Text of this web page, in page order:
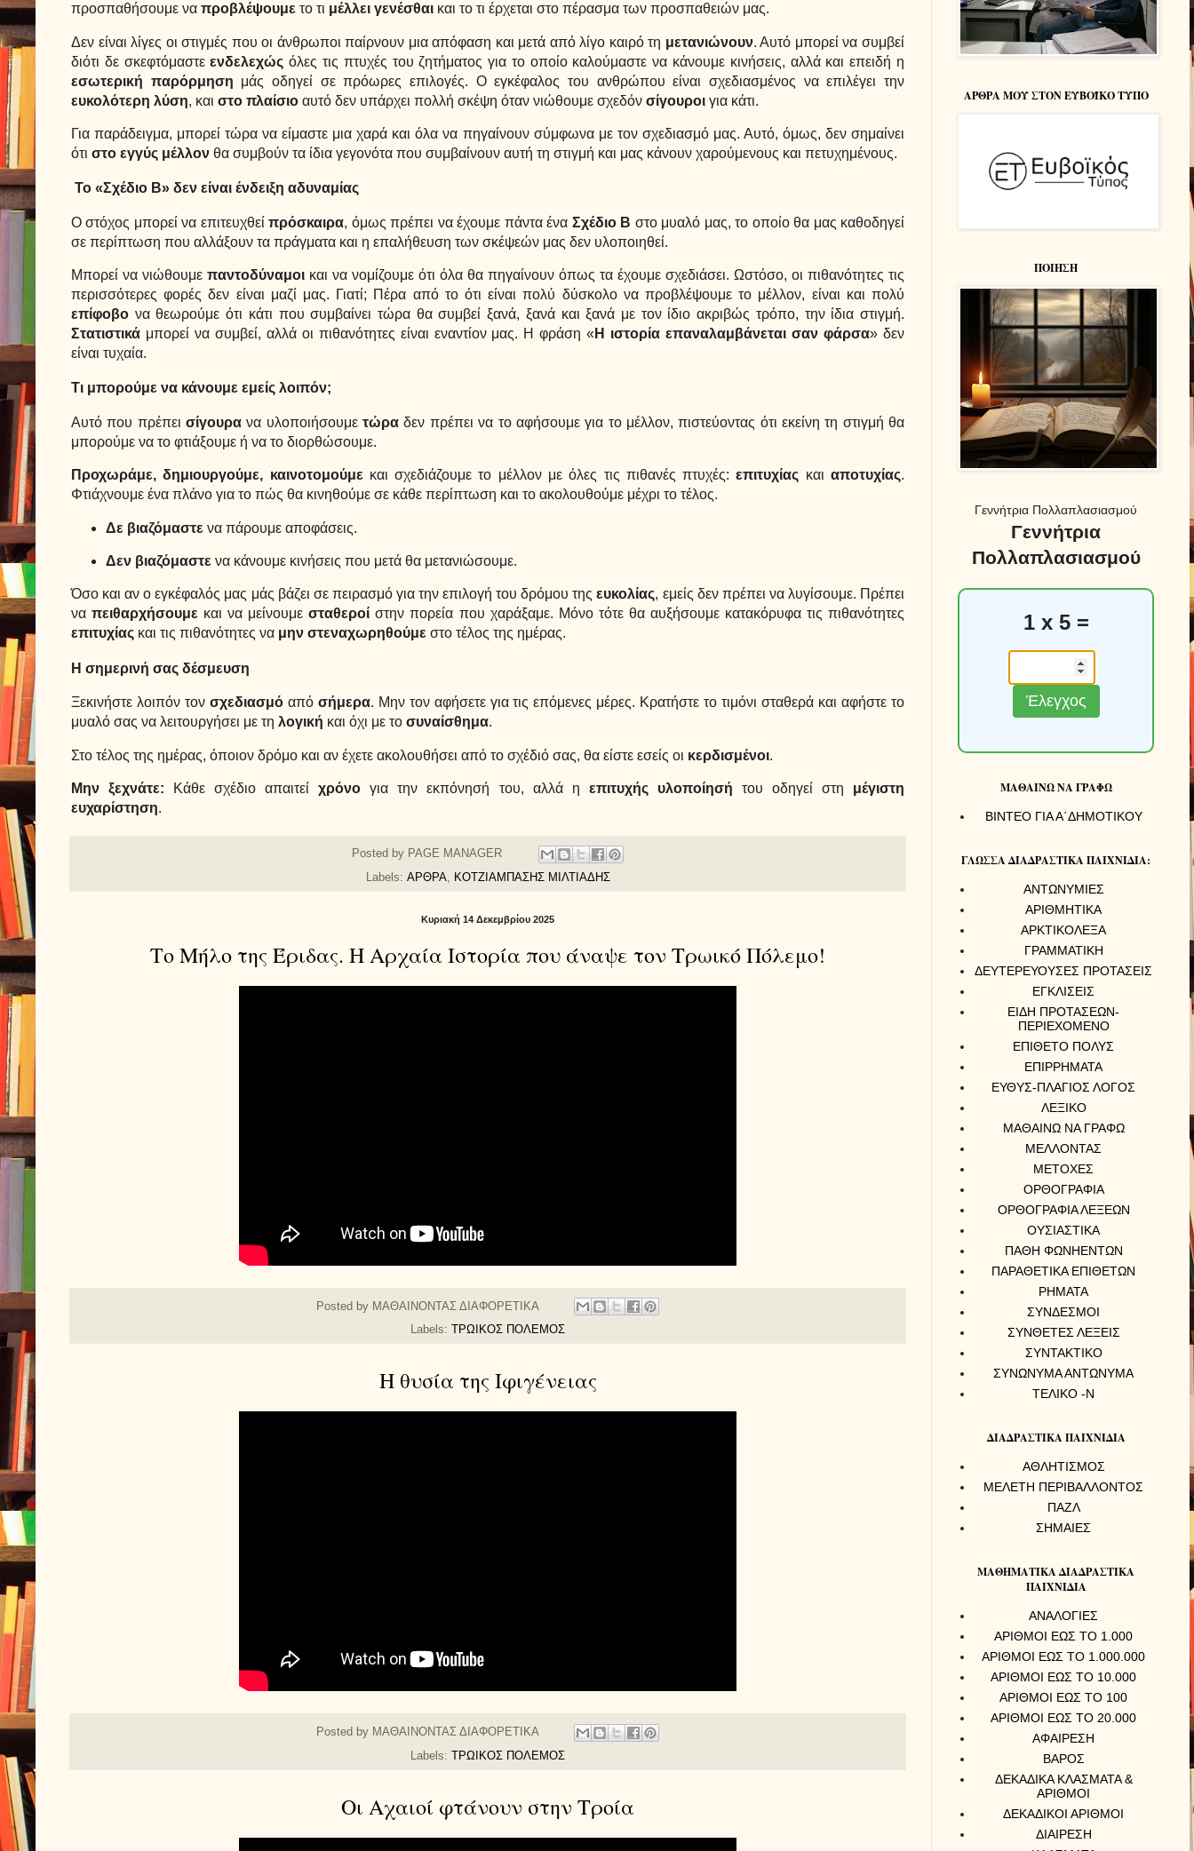
προσπαθήσουμε να προβλέψουμε το τι μέλλει γενέσθαι και το τι έρχεται στο πέρασμα των προσπαθειών μας.
Δεν είναι λίγες οι στιγμές που οι άνθρωποι παίρνουν μια απόφαση και μετά από λίγο καιρό τη μετανιώνουν. Αυτό μπορεί να συμβεί
διότι δε σκεφτόμαστεενδελεχώς όλες τις πτυχές του ζητήματος για το οποίο καλούμαστε να κάνουμε κινήσεις, αλλά και επειδή η
εσωτερική παρόρμηση μάς οδηγεί σε πρόωρες επιλογές. Ο εγκέφαλος του ανθρώπου είναι σχεδιασμένος να επιλέγει την
ευκολότερη λύση, και στο πλαίσιο αυτό δεν υπάρχει πολλή σκέψη όταν νιώθουμε σχεδόν σίγουροι για κάτι.
Για παράδειγμα, μπορεί τώρα να είμαστε μια χαρά και όλα να πηγαίνουν σύμφωνα με τον σχεδιασμό μας. Αυτό, όμως, δεν σημαίνει
ότι στο εγγύς μέλλον θα συμβούν τα ίδια γεγονότα που συμβαίνουν αυτή τη στιγμή και μας κάνουν χαρούμενους και πετυχημένους.
Το «Σχέδιο Β» δεν είναι ένδειξη αδυναμίας
Ο στόχος μπορεί να επιτευχθείπρόσκαιρα, όμως πρέπει να έχουμε πάντα ένα Σχέδιο Β στο μυαλό μας, το οποίο θα μας καθοδηγεί
σε περίπτωση που αλλάξουν τα πράγματα και η επαλήθευση των σκέψεών μας δεν υλοποιηθεί.
Μπορεί να νιώθουμε παντοδύναμοι και να νομίζουμε ότι όλα θα πηγαίνουν όπως τα έχουμε σχεδιάσει. Ωστόσο, οι πιθανότητες τις
περισσότερες φορές δεν είναι μαζί μας. Γιατί; Πέρα από το ότι είναι πολύ δύσκολο να προβλέψουμε το μέλλον, είναι και πολύ
επίφοβο να θεωρούμε ότι κάτι που συμβαίνει τώρα θα συμβεί ξανά, ξανά και ξανά με τον ίδιο ακριβώς τρόπο, την ίδια στιγμή.
Στατιστικά μπορεί να συμβεί, αλλά οι πιθανότητες είναι εναντίον μας. Η φράση « Η ιστορία επαναλαμβάνεται σαν φάρσα» δεν
είναι τυχαία.
Τι μπορούμε να κάνουμε εμείς λοιπόν;
Αυτό που πρέπεισίγουρα να υλοποιήσουμετώρα δεν πρέπει να το αφήσουμε για το μέλλον, πιστεύοντας ότι εκείνη τη στιγμή θα
μπορούμε να το φτιάξουμε ή να το διορθώσουμε.
Προχωράμε, δημιουργούμε, καινοτομούμεκαι σχεδιάζουμε το μέλλον με όλες τις πιθανές πτυχές:επιτυχίας καιαποτυχίας.
Φτιάχνουμε ένα πλάνο για το πώς θα κινηθούμε σε κάθε περίπτωση και το ακολουθούμε μέχρι το τέλος.
Δε βιαζόμαστενα πάρουμε αποφάσεις.
Δεν βιαζόμαστενα κάνουμε κινήσεις που μετά θα μετανιώσουμε.
Όσο και αν ο εγκέφαλός μας μάς βάζει σε πειρασμό για την επιλογή του δρόμου τηςευκολίας, εμείς δεν πρέπει να λυγίσουμε. Πρέπει
ναπειθαρχήσουμε και να μείνουμεσταθεροί στην πορεία που χαράξαμε. Μόνο τότε θα αυξήσουμε κατακόρυφα τις πιθανότητες
επιτυχίας και τις πιθανότητες να μην στεναχωρηθούμε στο τέλος της ημέρας.
Η σημερινή σας δέσμευση
Ξεκινήστε λοιπόν τον σχεδιασμόαπό σήμερα. Μην τον αφήσετε για τις επόμενες μέρες. Κρατήστε το τιμόνι σταθερά και αφήστε το
μυαλό σας να λειτουργήσει με τη λογική και όχι με το συναίσθημα.
Στο τέλος της ημέρας, όποιον δρόμο και αν έχετε ακολουθήσει από το σχέδιό σας, θα είστε εσείς οι κερδισμένοι.
Μην ξεχνάτε: Κάθε σχέδιο απαιτείχρόνο για την εκπόνησή του, αλλά η επιτυχής υλοποίησή του οδηγεί στη μέγιστη
ευχαρίστηση.
Posted by PAGE MANAGER
Labels: ΑΡΘΡΑ, ΚΟΤΖΙΑΜΠΑΣΗΣ ΜΙΛΤΙΑΔΗΣ
Κυριακή 14 Δεκεμβρίου 2025
Το Μήλο της Έριδας. Η Αρχαία Ιστορία που άναψε τον Τρωικό Πόλεμο!
Posted by ΜΑΘΑΙΝΟΝΤΑΣ ΔΙΑΦΟΡΕΤΙΚΑ
Labels:
ΤΡΩΙΚΟΣ ΠΟΛΕΜΟΣ
Η θυσία της Ιφιγένειας
Posted by ΜΑΘΑΙΝΟΝΤΑΣ ΔΙΑΦΟΡΕΤΙΚΑ
Labels: ΤΡΩΙΚΟΣ ΠΟΛΕΜΟΣ
Οι Αχαιοί φτάνουν στην Τροία
ΑΡΘΡΑ ΜΟΥ ΣΤΟΝ ΕΥΒΟΪΚΟ ΤΥΠΟ
ΠΟΙΗΣΗ
Γεννήτρια Πολλαπλασιασμού
Γεννήτρια
Πολλαπλασιασμού
1 x 5 =
Έλεγχος
ΜΑΘΑΙΝΩ ΝΑ ΓΡΑΦΩ
ΒΙΝΤΕΟ ΓΙΑ Α΄ΔΗΜΟΤΙΚΟΥ
ΓΛΩΣΣΑ ΔΙΑΔΡΑΣΤΙΚΑ ΠΑΙΧΝΙΔΙΑ:
ΑΝΤΩΝΥΜΙΕΣ
ΑΡΙΘΜΗΤΙΚΑ
ΑΡΚΤΙΚΟΛΕΞΑ
ΓΡΑΜΜΑΤΙΚΗ
ΔΕΥΤΕΡΕΥΟΥΣΕΣ ΠΡΟΤΑΣΕΙΣ
ΕΓΚΛΙΣΕΙΣ
ΕΙΔΗ ΠΡΟΤΑΣΕΩΝ-
ΠΕΡΙΕΧΟΜΕΝΟ
ΕΠΙΘΕΤΟ ΠΟΛΥΣ
ΕΠΙΡΡΗΜΑΤΑ
ΕΥΘΥΣ-ΠΛΑΓΙΟΣ ΛΟΓΟΣ
ΛΕΞΙΚΟ
ΜΑΘΑΙΝΩ ΝΑ ΓΡΑΦΩ
ΜΕΛΛΟΝΤΑΣ
ΜΕΤΟΧΕΣ
ΟΡΘΟΓΡΑΦΙΑ
ΟΡΘΟΓΡΑΦΙΑ ΛΕΞΕΩΝ
ΟΥΣΙΑΣΤΙΚΑ
ΠΑΘΗ ΦΩΝΗΕΝΤΩΝ
ΠΑΡΑΘΕΤΙΚΑ ΕΠΙΘΕΤΩΝ
ΡΗΜΑΤΑ
ΣΥΝΔΕΣΜΟΙ
ΣΥΝΘΕΤΕΣ ΛΕΞΕΙΣ
ΣΥΝΤΑΚΤΙΚΟ
ΣΥΝΩΝΥΜΑ ΑΝΤΩΝΥΜΑ
ΤΕΛΙΚΟ -Ν
ΔΙΑΔΡΑΣΤΙΚΑ ΠΑΙΧΝΙΔΙΑ
ΑΘΛΗΤΙΣΜΟΣ
ΜΕΛΕΤΗ ΠΕΡΙΒΑΛΛΟΝΤΟΣ
ΠΑΖΛ
ΣΗΜΑΙΕΣ
ΜΑΘΗΜΑΤΙΚΑ ΔΙΑΔΡΑΣΤΙΚΑ
ΠΑΙΧΝΙΔΙΑ
ΑΝΑΛΟΓΙΕΣ
ΑΡΙΘΜΟΙ ΕΩΣ ΤΟ 1.000
ΑΡΙΘΜΟΙ ΕΩΣ ΤΟ 1.000.000
ΑΡΙΘΜΟΙ ΕΩΣ ΤΟ 10.000
ΑΡΙΘΜΟΙ ΕΩΣ ΤΟ 100
ΑΡΙΘΜΟΙ ΕΩΣ ΤΟ 20.000
ΑΦΑΙΡΕΣΗ
ΒΑΡΟΣ
ΔΕΚΑΔΙΚΑ ΚΛΑΣΜΑΤΑ &
ΑΡΙΘΜΟΙ
ΔΕΚΑΔΙΚΟΙ ΑΡΙΘΜΟΙ
ΔΙΑΙΡΕΣΗ